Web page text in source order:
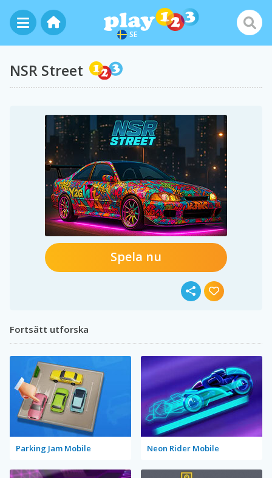
SE
NSR Street
Spela nu
Fortsätt utforska
Parking Jam Mobile Neon Rider Mobile